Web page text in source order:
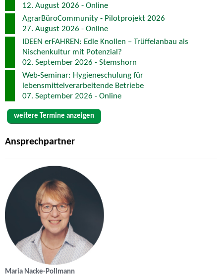
12. August 2026 - Online
AgrarBüroCommunity - Pilotprojekt 2026
27. August 2026 - Online
IDEEN erFAHREN: Edle Knollen – Trüffelanbau als
Nischenkultur mit Potenzial?
02. September 2026 - Stemshorn
Web-Seminar: Hygieneschulung für
lebensmittelverarbeitende Betriebe
07. September 2026 - Online
weitere Termine anzeigen
Ansprechpartner
Maria Nacke-Pollmann